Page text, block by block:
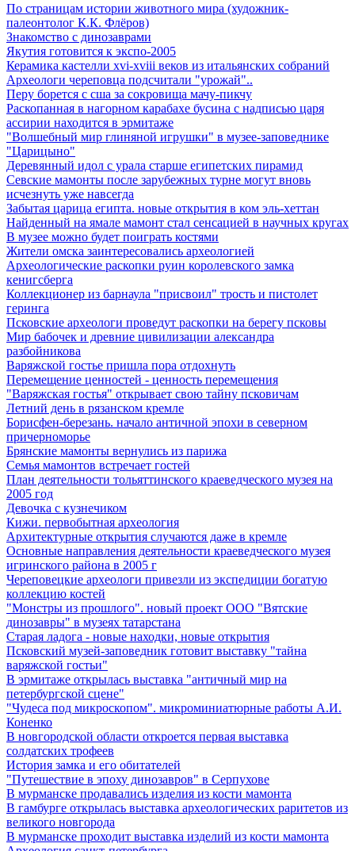
По страницам истории животного мира (художник-
палеонтолог К.К. Флёров)
Знакомство с динозаврами
Якутия готовится к экспо-2005
Керамика кастелли xvi-xviii веков из итальянских собраний
Археологи череповца подсчитали "урожай"..
Перу борется с сша за сокровища мачу-пикчу
Раскопанная в нагорном карабахе бусина с надписью царя
ассирии находится в эрмитаже
"Волшебный мир глиняной игрушки" в музее-заповеднике
"Царицыно"
Деревянный идол с урала старше египетских пирамид
Севские мамонты после зарубежных турне могут вновь
исчезнуть уже навсегда
Забытая царица египта. новые открытия в ком эль-хеттан
Найденный на ямале мамонт стал сенсацией в научных кругах
В музее можно будет поиграть костями
Жители омска заинтересовались археологией
Археологические раскопки руин королевского замка
кенигсберга
Коллекционер из барнаула "присвоил" трость и пистолет
геринга
Псковские археологи проведут раскопки на берегу псковы
Мир бабочек и древние цивилизации александра
разбойникова
Варяжской гостье пришла пора отдохнуть
Перемещение ценностей - ценность перемещения
"Варяжская гостья" открывает свою тайну псковичам
Летний день в рязанском кремле
Борисфен-березань. начало античной эпохи в северном
причерноморье
Брянские мамонты вернулись из парижа
Семья мамонтов встречает гостей
План деятельности тольяттинского краеведческого музея на
2005 год
Девочка с кузнечиком
Кижи. первобытная археология
Архитектурные открытия случаются даже в кремле
Основные направления деятельности краеведческого музея
игринского района в 2005 г
Череповецкие археологи привезли из экспедиции богатую
коллекцию костей
"Монстры из прошлого". новый проект ООО "Вятские
динозавры" в музеях татарстана
Старая ладога - новые находки, новые открытия
Псковский музей-заповедник готовит выставку "тайна
варяжской гостьи"
В эрмитаже открылась выставка "античный мир на
петербургской сцене"
"Чудеса под микроскопом". микроминиатюрные работы А.И.
Коненко
В новгородской области откроется первая выставка
солдатских трофеев
История замка и его обитателей
"Путешествие в эпоху динозавров" в Серпухове
В мурманске продавались изделия из кости мамонта
В гамбурге открылась выставка археологических раритетов из
великого новгорода
В мурманске проходит выставка изделий из кости мамонта